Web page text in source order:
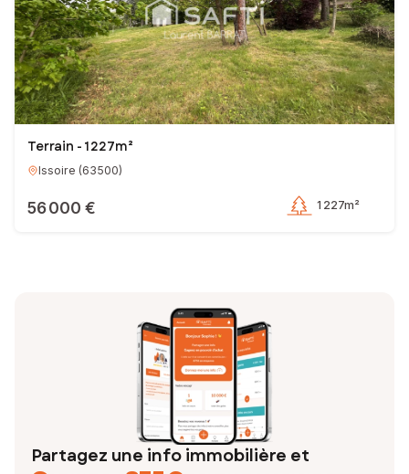
Terrain - 1 227m²
Issoire (63500)
56 000 € 1 227m²
Partagez une info immobilière et